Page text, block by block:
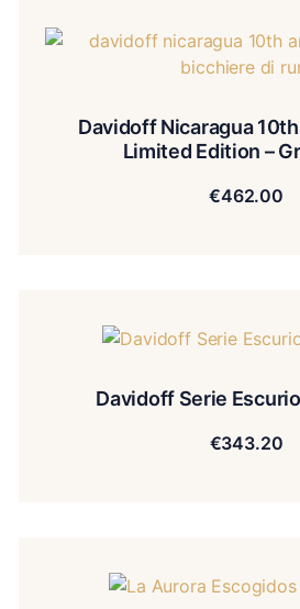
Davidoff Nicaragua
Limited Edition –
€462.00
Davidoff Serie
€343.20